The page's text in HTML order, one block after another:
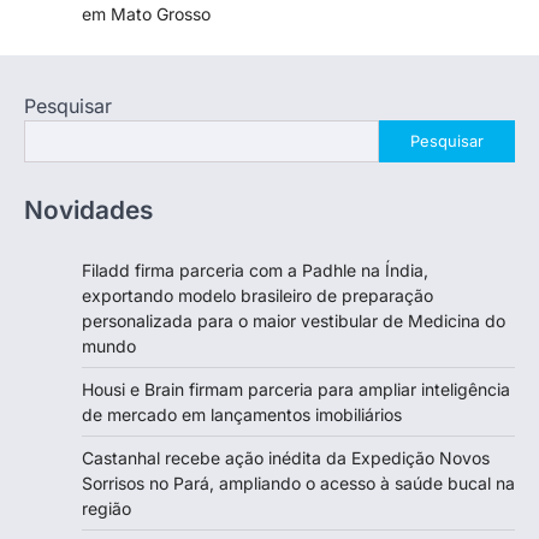
em Mato Grosso
Pesquisar
Pesquisar
Novidades
Filadd firma parceria com a Padhle na Índia,
exportando modelo brasileiro de preparação
personalizada para o maior vestibular de Medicina do
mundo
Housi e Brain firmam parceria para ampliar inteligência
de mercado em lançamentos imobiliários
Castanhal recebe ação inédita da Expedição Novos
Sorrisos no Pará, ampliando o acesso à saúde bucal na
região